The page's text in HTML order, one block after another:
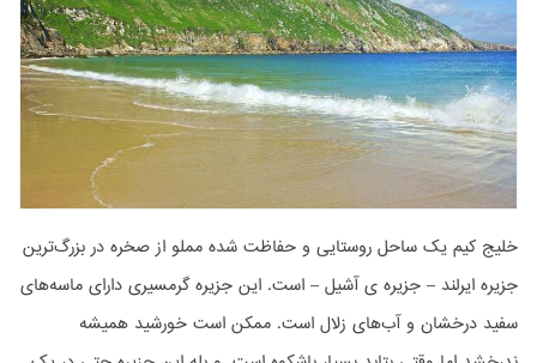
خلیج کیم یک ساحل روستایی و حفاظت شده مملو از صخره در بزرگ‌ترین
جزیره ایرلند – جزیره ی آشیل – است. این جزیره گرمسیری دارای ماسه‌های
سفید درخشان و آب‌های زلال است. ممکن است خورشید همیشه